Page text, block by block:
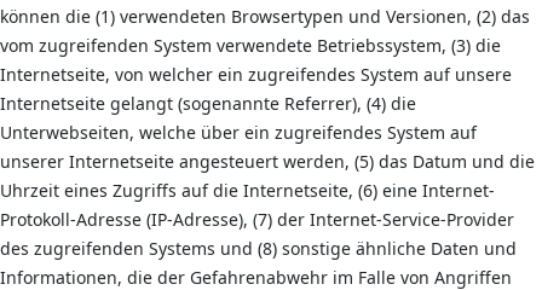
können die (1) verwendeten Browsertypen und Versionen, (2) das
vom zugreifenden System verwendete Betriebssystem, (3) die
Internetseite, von welcher ein zugreifendes System auf unsere
Internetseite gelangt (sogenannte Referrer), (4) die
Unterwebseiten, welche über ein zugreifendes System auf
unserer Internetseite angesteuert werden, (5) das Datum und die
Uhrzeit eines Zugriffs auf die Internetseite, (6) eine Internet-
Protokoll-Adresse (IP-Adresse), (7) der Internet-Service-Provider
des zugreifenden Systems und (8) sonstige ähnliche Daten und
Informationen, die der Gefahrenabwehr im Falle von Angriffen